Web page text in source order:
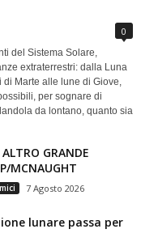
0
del Sistema Solare,
extraterrestri: dalla Luna
Marte alle lune di Giove,
per sognare di
da lontano, quanto sia
GRANDE
MCNAUGHT
7 Agosto 2026
lunare passa per